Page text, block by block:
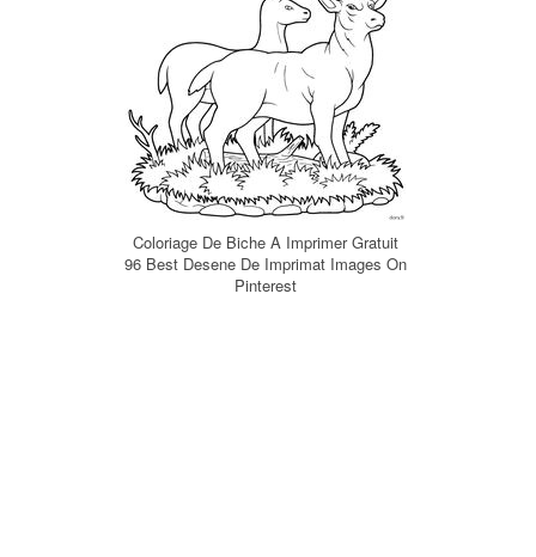
Coloriage De Biche A Imprimer Gratuit
96 Best Desene De Imprimat Images On
Pinterest